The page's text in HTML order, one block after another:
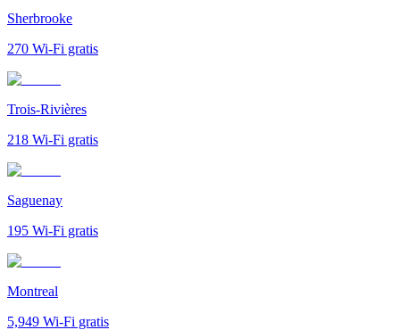
Sherbrooke
270 Wi-Fi gratis
Trois-Rivières
218 Wi-Fi gratis
Saguenay
195 Wi-Fi gratis
Montreal
5,949 Wi-Fi gratis